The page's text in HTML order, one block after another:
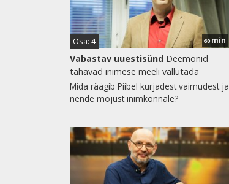
60 min
Osa: 4
Vabastav uuestisünd Deemonid
tahavad inimese meeli vallutada
Mida räägib Piibel kurjadest vaimudest ja
nende mõjust inimkonnale?